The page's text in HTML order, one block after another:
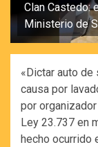
Clan Castedo:
Ministerio de
«Dictar auto
causa por
por
Ley 23.737 en
hecho ocurrido